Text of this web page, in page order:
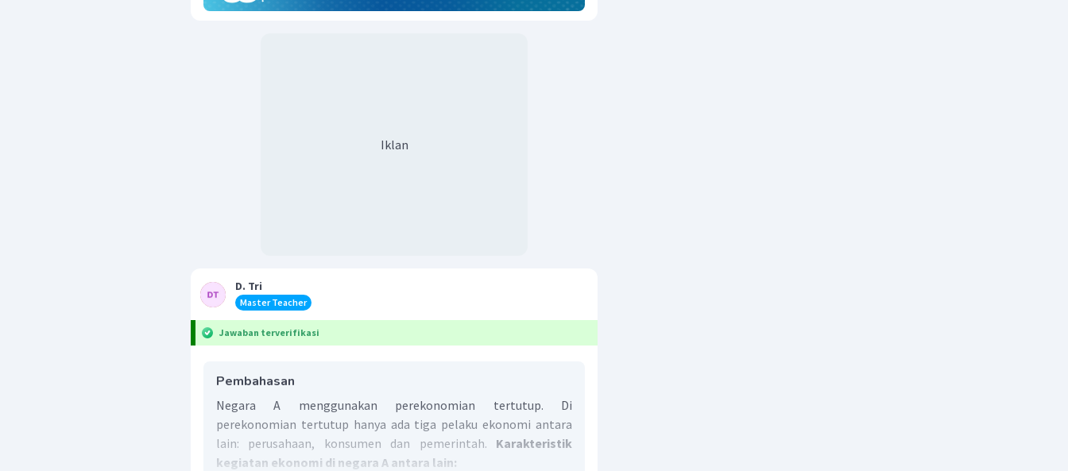
Iklan
D. Tri
Master Teacher
Jawaban terverifikasi
Pembahasan
Negara A menggunakan perekonomian tertutup. Di
perekonomian tertutup hanya ada tiga pelaku ekonomi antara
lain: perusahaan, konsumen dan pemerintah. Karakteristik
kegiatan ekonomi di negara A antara lain: